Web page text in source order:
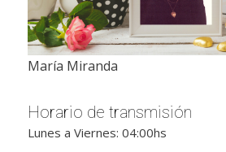
María Miranda
Horario de transmisión
Lunes a Viernes: 04:00hs